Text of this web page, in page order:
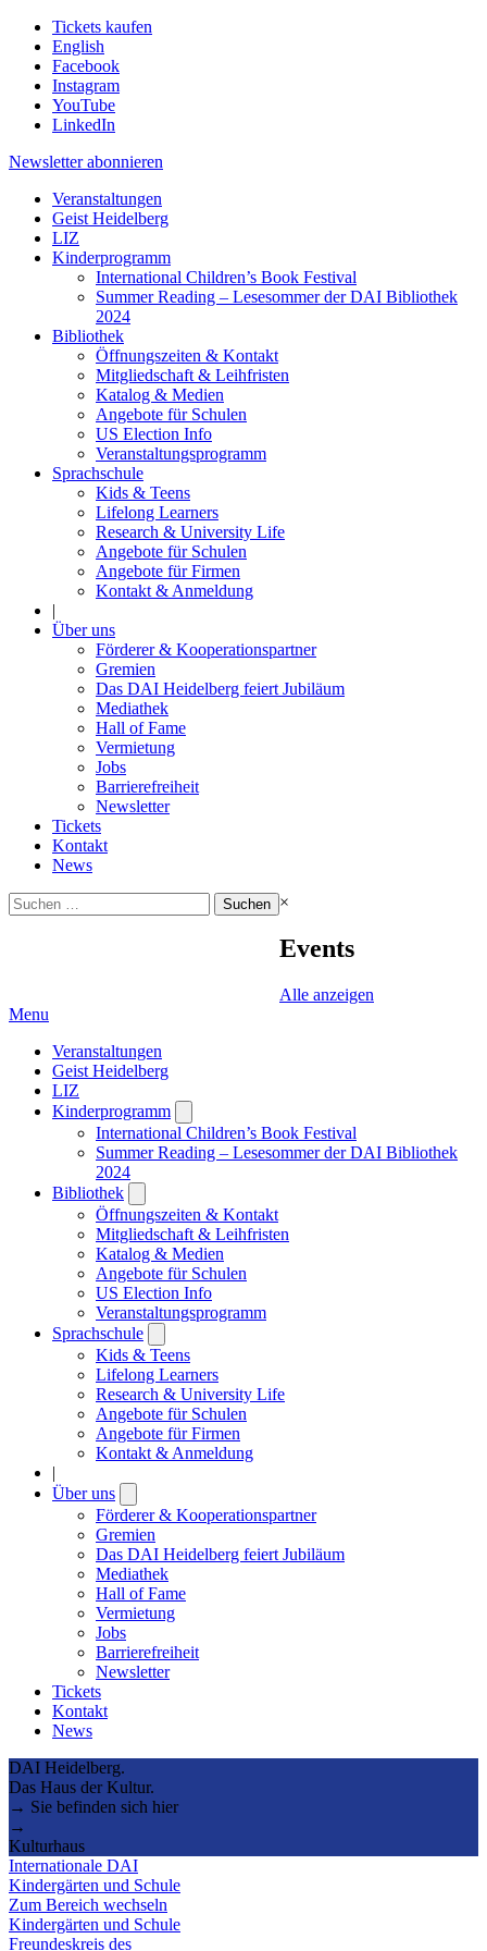
Tickets kaufen
English
Facebook
Instagram
YouTube
LinkedIn
Newsletter abonnieren
Veranstaltungen
Geist Heidelberg
LIZ
Kinderprogramm
International Children’s Book Festival
Summer Reading – Lesesommer der DAI Bibliothek
2024
Bibliothek
Öffnungszeiten & Kontakt
Mitgliedschaft & Leihfristen
Katalog & Medien
Angebote für Schulen
US Election Info
Veranstaltungsprogramm
Sprachschule
Kids & Teens
Lifelong Learners
Research & University Life
Angebote für Schulen
Angebote für Firmen
Kontakt & Anmeldung
|
Über uns
Förderer & Kooperationspartner
Gremien
Das DAI Heidelberg feiert Jubiläum
Mediathek
Hall of Fame
Vermietung
Jobs
Barrierefreiheit
Newsletter
Tickets
Kontakt
News
Suchen
nach:
×
Events
Alle anzeigen
Menu
Veranstaltungen
Geist Heidelberg
LIZ
Kinderprogramm
submenu
International Children’s Book Festival
Summer Reading – Lesesommer der DAI Bibliothek
2024
Bibliothek
submenu
Öffnungszeiten & Kontakt
Mitgliedschaft & Leihfristen
Katalog & Medien
Angebote für Schulen
US Election Info
Veranstaltungsprogramm
Sprachschule
submenu
Kids & Teens
Lifelong Learners
Research & University Life
Angebote für Schulen
Angebote für Firmen
Kontakt & Anmeldung
|
Über uns
submenu
Förderer & Kooperationspartner
Gremien
Das DAI Heidelberg feiert Jubiläum
Mediathek
Hall of Fame
Vermietung
Jobs
Barrierefreiheit
Newsletter
Tickets
Kontakt
News
DAI Heidelberg.
Das Haus der Kultur.
→ Sie befinden sich hier
→
Kulturhaus
Internationale DAI
Kindergärten und Schule
Zum Bereich wechseln
Kindergärten und Schule
Freundeskreis des